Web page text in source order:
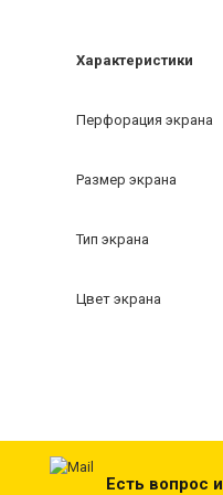
Характеристики
Перфорация экрана
Размер экрана
Тип экрана
Цвет экрана
Есть вопрос